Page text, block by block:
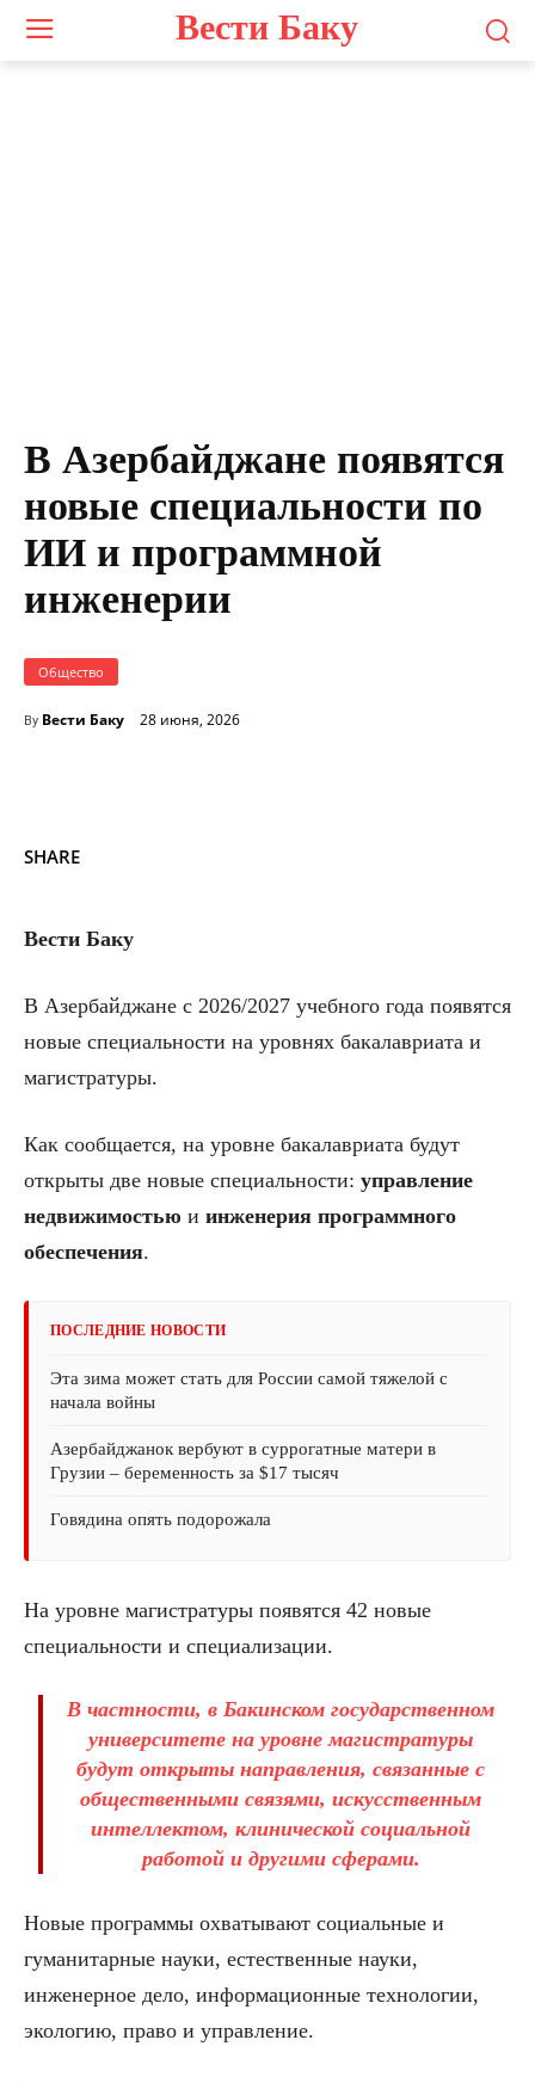
Вести Баку
В Азербайджане появятся
новые специальности по
ИИ и программной
инженерии
Общество
By Вести Баку 28 июня, 2026
SHARE
Вести Баку
В Азербайджане с 2026/2027 учебного года появятся
новые специальности на уровнях бакалавриата и
магистратуры.
Как сообщается, на уровне бакалавриата будут
открыты две новые специальности: управление
недвижимостью и инженерия программного
обеспечения.
ПОСЛЕДНИЕ НОВОСТИ
Эта зима может стать для России самой тяжелой с
начала войны
Азербайджанок вербуют в суррогатные матери в
Грузии – беременность за $17 тысяч
Говядина опять подорожала
На уровне магистратуры появятся 42 новые
специальности и специализации.
В частности, в Бакинском государственном
университете на уровне магистратуры
будут открыты направления, связанные с
общественными связями, искусственным
интеллектом, клинической социальной
работой и другими сферами.
Новые программы охватывают социальные и
гуманитарные науки, естественные науки,
инженерное дело, информационные технологии,
экологию, право и управление.